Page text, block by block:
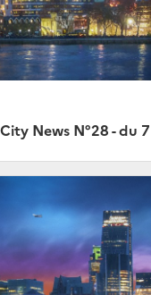
News N°28 - du